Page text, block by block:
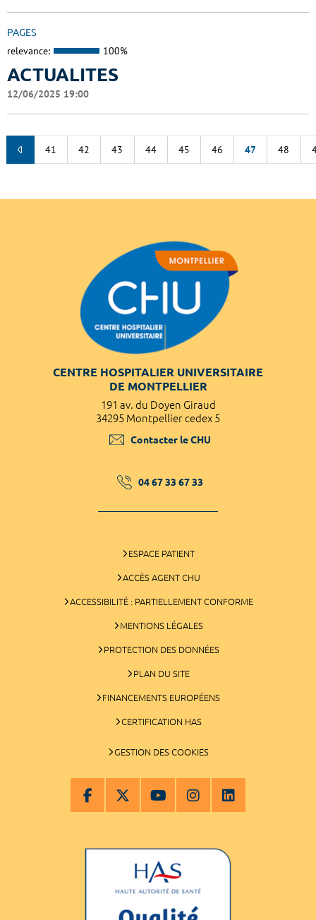
PAGES
relevance: 100%
ACTUALITES
12/06/2025 19:00
41 42 43 44 45 46 47 48
CENTRE HOSPITALIER UNIVERSITAIRE
DE MONTPELLIER
191 av. du Doyen Giraud
34295 Montpellier cedex 5
Contacter le CHU
04 67 33 67 33
ESPACE PATIENT
ACCÈS AGENT CHU
ACCESSIBILITÉ : PARTIELLEMENT CONFORME
MENTIONS LÉGALES
PROTECTION DES DONNÉES
PLAN DU SITE
FINANCEMENTS EUROPÉENS
CERTIFICATION HAS
GESTION DES COOKIES